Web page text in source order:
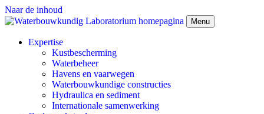
Naar de inhoud
Menu
Expertise
Kustbescherming
Waterbeheer
Havens en vaarwegen
Waterbouwkundige constructies
Hydraulica en sediment
Internationale samenwerking